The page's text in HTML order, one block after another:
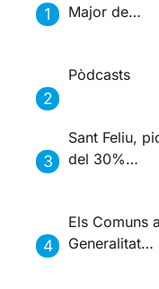
Major de…
Pòdcasts
Sant Feliu,
del 30%…
Els Comuns
Generalitat…